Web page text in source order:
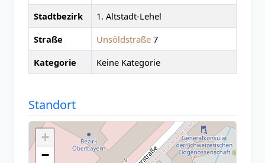
Stadtbezirk
1. Altstadt-Lehel
Straße
Unsöldstraße 7
Kategorie
Keine Kategorie
Standort
+
−